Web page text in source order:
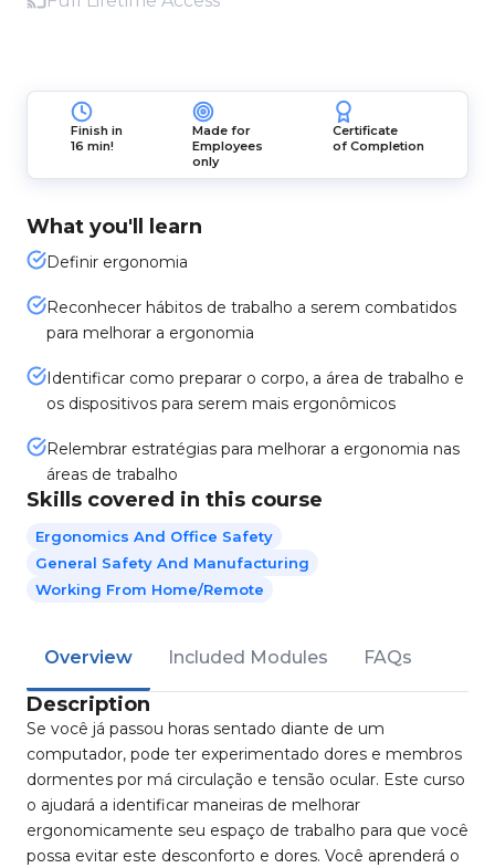
Finish in
16 min!
Made for
Employees
only
Certificate
of Completion
What you'll learn
Definir ergonomia
Reconhecer hábitos de trabalho a serem combatidos
para melhorar a ergonomia
Identificar como preparar o corpo, a área de trabalho e
os dispositivos para serem mais ergonômicos
Relembrar estratégias para melhorar a ergonomia nas
áreas de trabalho
Skills covered in this course
Ergonomics And Office Safety
General Safety And Manufacturing
Working From Home/Remote
Overview Included Modules FAQs
Description
Se você já passou horas sentado diante de um
computador, pode ter experimentado dores e membros
dormentes por má circulação e tensão ocular. Este curso
o ajudará a identificar maneiras de melhorar
ergonomicamente seu espaço de trabalho para que você
possa evitar este desconforto e dores. Você aprenderá o